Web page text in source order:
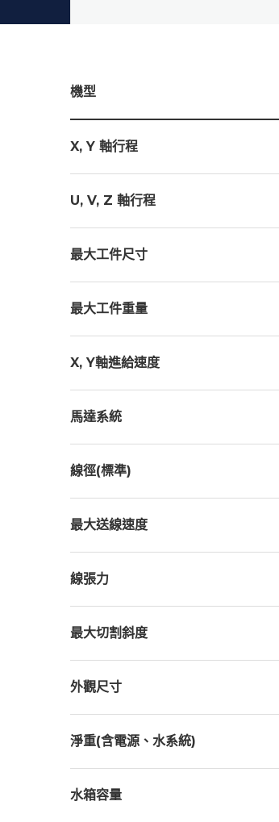
機型
X, Y 軸行程
U, V, Z 軸行程
最大工件尺寸
最大工件重量
X, Y軸進給速度
馬達系統
線徑(標準)
最大送線速度
線張力
最大切割斜度
外觀尺寸
淨重(含電源、水系統)
水箱容量